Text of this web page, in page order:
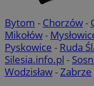
Bytom - Chorzów-
Mikołów-
Pyskowice - Ruda
Silesia.info.pl -
Wodzisław-Zabrze